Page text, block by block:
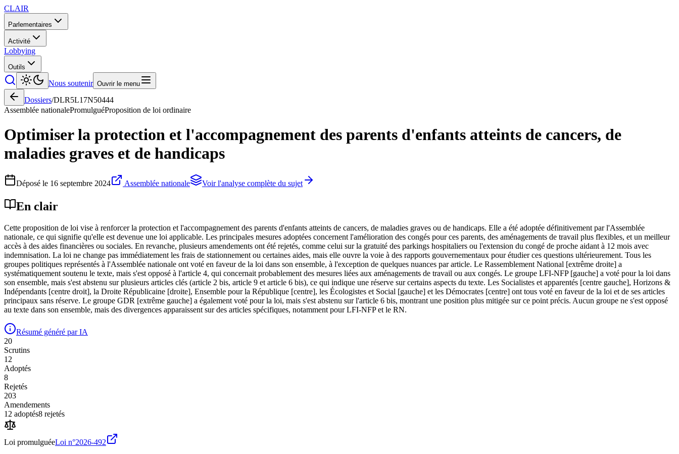
CLAIR
Parlementaires
Activité
Lobbying
Outils
Nous soutenir Ouvrir le menu
Dossiers/DLR5L17N50444
Assemblée nationalePromulguéProposition de loi ordinaire
Optimiser la protection et l'accompagnement des parents d'enfants atteints de cancers, de
maladies graves et de handicaps
Déposé le 16 septembre 2024 Assemblée nationale Voir l'analyse complète du sujet
En clair
Cette proposition de loi vise à renforcer la protection et l'accompagnement des parents d'enfants atteints de cancers, de maladies graves ou de handicaps. Elle a été adoptée définitivement par l'Assemblée
nationale, ce qui signifie qu'elle est devenue une loi applicable. Les principales mesures adoptées concernent l'amélioration des congés pour ces parents, des aménagements de travail plus flexibles, et un meilleur
accès à des aides financières ou sociales. En revanche, plusieurs amendements ont été rejetés, comme celui sur la gratuité des parkings hospitaliers ou l'extension du congé de proche aidant à 12 mois avec
indemnisation. La loi ne change pas immédiatement les frais de stationnement ou certaines aides, mais elle ouvre la voie à des rapports gouvernementaux pour étudier ces questions ultérieurement. Tous les
groupes politiques représentés à l'Assemblée nationale ont voté en faveur de la loi dans son ensemble, à l'exception de quelques nuances par article. Le Rassemblement National [extrême droite] a
systématiquement soutenu le texte, mais s'est opposé à l'article 4, qui concernait probablement des mesures liées aux aménagements de travail ou aux congés. Le groupe LFI-NFP [gauche] a voté pour la loi dans
son ensemble, mais s'est abstenu sur plusieurs articles clés (article 2 bis, article 9 et article 6 bis), ce qui indique une réserve sur certains aspects du texte. Les Socialistes et apparentés [centre gauche], Horizons &
Indépendants [centre droit], la Droite Républicaine [droite], Ensemble pour la République [centre], les Écologistes et Social [gauche] et les Démocrates [centre] ont tous voté en faveur de la loi et de ses articles
principaux sans réserve. Le groupe GDR [extrême gauche] a également voté pour la loi, mais s'est abstenu sur l'article 6 bis, montrant une position plus mitigée sur ce point précis. Aucun groupe ne s'est opposé
au texte dans son ensemble, mais des divergences apparaissent sur des articles spécifiques, notamment pour LFI-NFP et le RN.
Résumé généré par IA
20
Scrutins
12
Adoptés
8
Rejetés
203
Amendements
12 adoptés8 rejetés
Loi promulguéeLoi n°2026-492